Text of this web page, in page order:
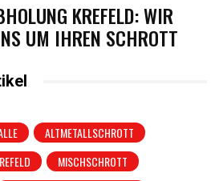
KREFELD: WIR
UM IHREN SCHROTT
ALTMETALLSCHROTT
MISCHSCHROTT